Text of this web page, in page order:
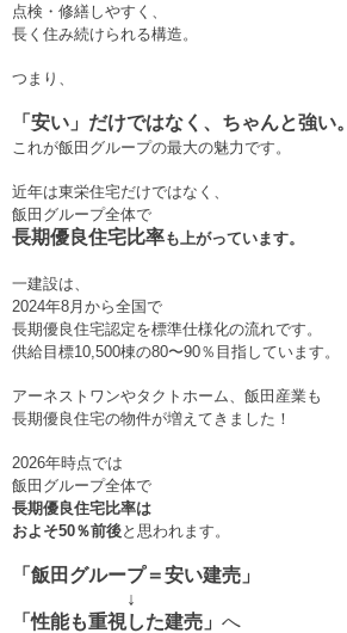
点検・修繕しやすく、
長く住み続けられる構造。
つまり、
「安い」だけではなく、ちゃんと強い。
これが飯田グループの最大の魅力です。
近年は東栄住宅だけではなく、
飯田グループ全体で
長期優良住宅比率も上がっています。
一建設は、
2024年8月から全国で
長期優良住宅認定を標準仕様化の流れです。
供給目標10,500棟の80〜90％目指しています。
アーネストワンやタクトホーム、飯田産業も
長期優良住宅の物件が増えてきました！
2026年時点では
飯田グループ全体で
長期優良住宅比率は
およそ50％前後と思われます。
「飯田グループ＝安い建売」
↓
「性能も重視した建売」 へ